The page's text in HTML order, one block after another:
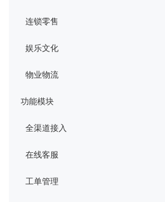
连锁零售
娱乐文化
物业物流
功能模块
全渠道接入
在线客服
工单管理